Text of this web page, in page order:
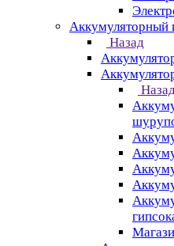
Аккумуляторный
Назад